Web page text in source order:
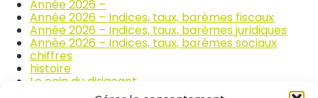
t
i
o
u
o
d
u
i
s
Année 2026 –
Année 2026 – Indices, taux, barèmes fiscaux
Année 2026 – Indices, taux, barèmes juridiques
Année 2026 – Indices, taux, barèmes sociaux
chiffres
histoire
Le coin du dirigeant